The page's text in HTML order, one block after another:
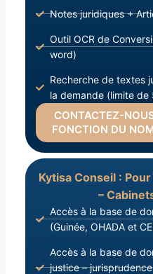
Notes juridiques +
Outil OCR de
word)
Recherche de textes
la demande (limite
CONTACTEZ-
FONCTION DU
Kytisa Conseil :
–
Accès à la base de
(Guinée, OHADA et
Accès à la base de
justice –